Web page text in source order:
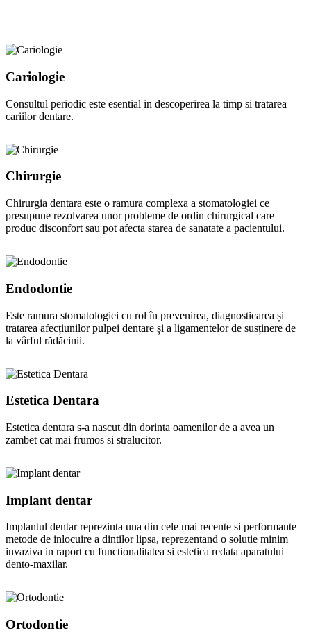
Cariologie
Consultul periodic este esential in descoperirea la timp si tratarea
cariilor dentare.
Chirurgie
Chirurgia dentara este o ramura complexa a stomatologiei ce
presupune rezolvarea unor probleme de ordin chirurgical care
produc disconfort sau pot afecta starea de sanatate a pacientului.
Endodontie
Este ramura stomatologiei cu rol în prevenirea, diagnosticarea și
tratarea afecțiunilor pulpei dentare și a ligamentelor de susținere de
la vârful rădăcinii.
Estetica Dentara
Estetica dentara s-a nascut din dorinta oamenilor de a avea un
zambet cat mai frumos si stralucitor.
Implant dentar
Implantul dentar reprezinta una din cele mai recente si performante
metode de inlocuire a dintilor lipsa, reprezentand o solutie minim
invaziva in raport cu functionalitatea si estetica redata aparatului
dento-maxilar.
Ortodontie